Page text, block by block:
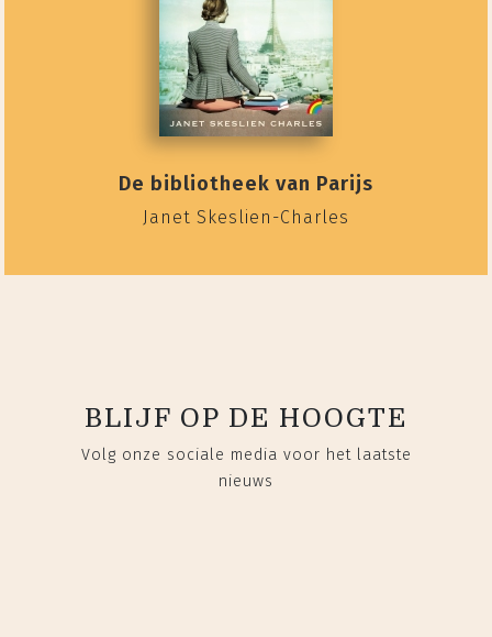
De bibliotheek van Parijs
Janet Skeslien-Charles
BLIJF OP DE HOOGTE
Volg onze sociale media voor het laatste
nieuws